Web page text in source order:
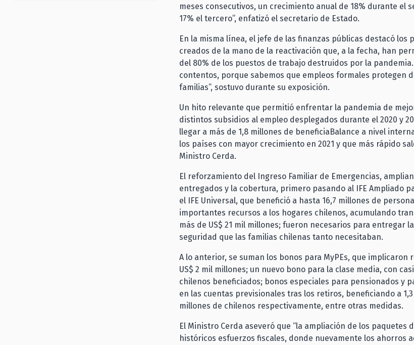
meses consecutivos, un crecimiento anual de 18% durante el
17% el tercero”, enfatizó el secretario de Estado.
En la misma línea, el jefe de las finanzas públicas destacó los
creados de la mano de la reactivación que, a la fecha, han
del 80% de los puestos de trabajo destruidos por la
contentos, porque sabemos que empleos formales protegen
familias”, sostuvo durante su exposición.
Un hito relevante que permitió enfrentar la pandemia de
distintos subsidios al empleo desplegados durante el 2020 y
llegar a más de 1,8 millones de beneficiaBalance a nivel
los países con mayor crecimiento en 2021 y que más rápido
Ministro Cerda.
El reforzamiento del Ingreso Familiar de Emergencias,
entregados y la cobertura, primero pasando al IFE Ampliado
el IFE Universal, que benefició a hasta 16,7 millones de
importantes recursos a los hogares chilenos, acumulando
más de US$ 21 mil millones; fueron necesarios para entregar
seguridad que las familias chilenas tanto necesitaban.
A lo anterior, se suman los bonos para MyPEs, que implicaron
US$ 2 mil millones; un nuevo bono para la clase media, con
chilenos beneficiados; bonos especiales para pensionados y
en las cuentas previsionales tras los retiros, beneficiando a 1,3
millones de chilenos respectivamente, entre otras medidas.
El Ministro Cerda aseveró que “la ampliación de los paquetes
históricos esfuerzos fiscales, donde nuevamente los ahorros